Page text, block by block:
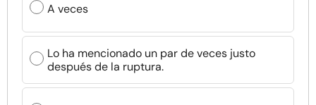
A veces
Lo ha mencionado un par de veces justo
después de la ruptura.